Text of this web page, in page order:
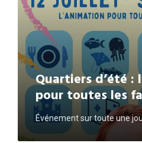
Quartiers d’été :
pour toutes les
Événement sur toute une